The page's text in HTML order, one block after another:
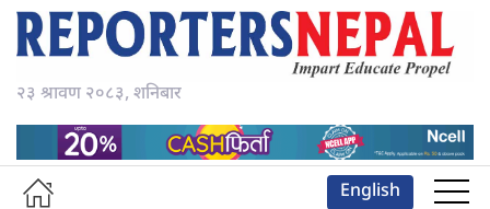
२३ श्रावण २०८३, शनिबार
English